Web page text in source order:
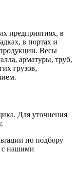
предприятиях, в
в портах и
Весы
арматуры, труб,
грузов,
Для уточнения
по подбору
с нашими